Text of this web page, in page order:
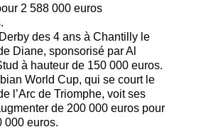
2 588 000 euros
des 4 ans à Chantilly le
Diane, sponsorisé par Al
à hauteur de 150 000 euros.
World Cup, qui se court le
l’Arc de Triomphe, voit ses
de 200 000 euros pour
000 euros.